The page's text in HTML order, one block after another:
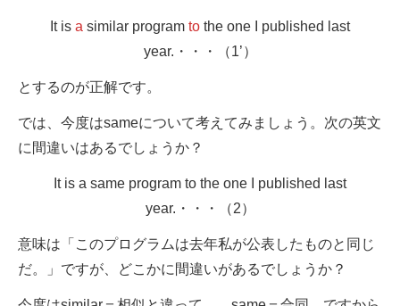
It is a similar program to the one I published last
year.・・・（1’）
とするのが正解です。
では、今度はsameについて考えてみましょう。次の英文
に間違いはあるでしょうか？
It is a same program to the one I published last
year.・・・（2）
意味は「このプログラムは去年私が公表したものと同じ
だ。」ですが、どこかに間違いがあるでしょうか？